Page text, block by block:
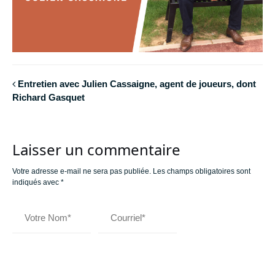
Entretien avec Julien Cassaigne, agent de joueurs, dont
Richard Gasquet
Laisser un commentaire
Votre adresse e-mail ne sera pas publiée. Les champs obligatoires sont
indiqués avec *